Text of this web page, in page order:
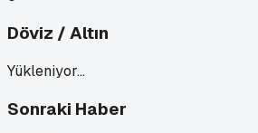
Döviz / Altın
Yükleniyor…
Sonraki Haber